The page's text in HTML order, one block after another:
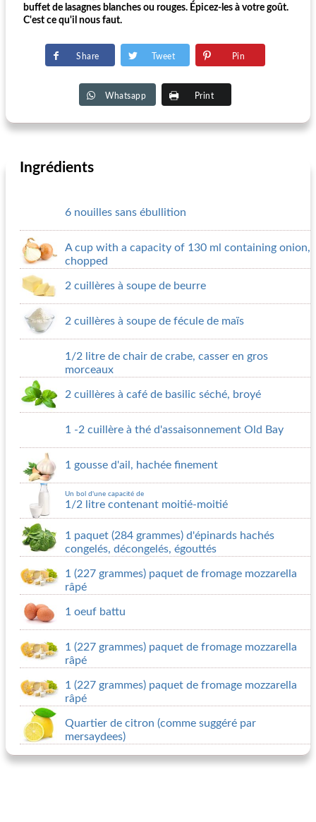
buffet de lasagnes blanches ou rouges. Épicez-les à votre goût.
C'est ce qu'il nous faut.
Share Tweet Pin
Whatsapp Print
Ingrédients
6 nouilles sans ébullition
A cup with a capacity of 130 ml containing onion,
chopped
2 cuillères à soupe de beurre
2 cuillères à soupe de fécule de maïs
1/2 litre de chair de crabe, casser en gros
morceaux
2 cuillères à café de basilic séché, broyé
1 -2 cuillère à thé d'assaisonnement Old Bay
1 gousse d'ail, hachée finement
Un bol d'une capacité de
1/2 litre contenant moitié-moitié
1 paquet (284 grammes) d'épinards hachés
congelés, décongelés, égouttés
1 (227 grammes) paquet de fromage mozzarella
râpé
1 oeuf battu
1 (227 grammes) paquet de fromage mozzarella
râpé
1 (227 grammes) paquet de fromage mozzarella
râpé
Quartier de citron (comme suggéré par
mersaydees)